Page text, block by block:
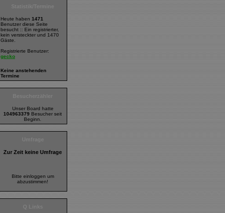
Heute haben 1471
Benutzer diese Seite
besucht :: Ein registrierter,
kein versteckter und 1470
Gäste.
Registrierte Benutzer:
gecko
Keine anstehenden
Termine
Unser Board hatte
104963379 Besucher seit
Beginn.
Zur Zeit keine Umfrage
Bitte einloggen um
abzustimmen!